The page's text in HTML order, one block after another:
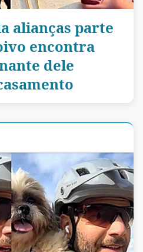
alianças parte
encontra
dele